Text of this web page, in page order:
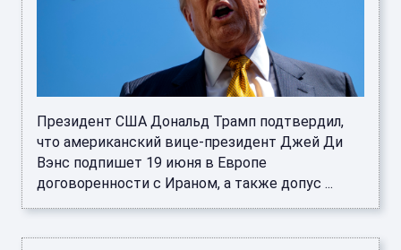
Президент США Дональд Трамп подтвердил,
что американский вице-президент Джей Ди
Вэнс подпишет 19 июня в Европе
договоренности с Ираном, а также допус ...